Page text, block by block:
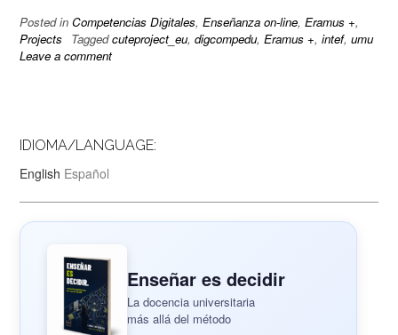
Posted in Competencias Digitales, Enseñanza on-line, Eramus +,
Projects Taggedcuteproject_eu, digcompedu, Eramus +, intef, umu
Leave a comment
IDIOMA/LANGUAGE:
English Español
Enseñar es decidir
La docencia universitaria
más allá del método